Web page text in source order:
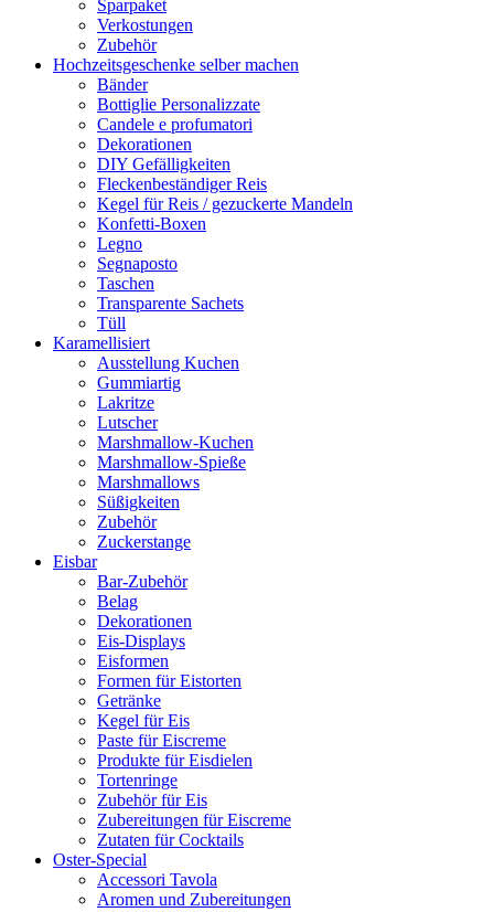
Sparpaket
Verkostungen
Zubehör
Hochzeitsgeschenke selber machen
Bänder
Bottiglie Personalizzate
Candele e profumatori
Dekorationen
DIY Gefälligkeiten
Fleckenbeständiger Reis
Kegel für Reis / gezuckerte Mandeln
Konfetti-Boxen
Legno
Segnaposto
Taschen
Transparente Sachets
Tüll
Karamellisiert
Ausstellung Kuchen
Gummiartig
Lakritze
Lutscher
Marshmallow-Kuchen
Marshmallow-Spieße
Marshmallows
Süßigkeiten
Zubehör
Zuckerstange
Eisbar
Bar-Zubehör
Belag
Dekorationen
Eis-Displays
Eisformen
Formen für Eistorten
Getränke
Kegel für Eis
Paste für Eiscreme
Produkte für Eisdielen
Tortenringe
Zubehör für Eis
Zubereitungen für Eiscreme
Zutaten für Cocktails
Oster-Special
Accessori Tavola
Aromen und Zubereitungen